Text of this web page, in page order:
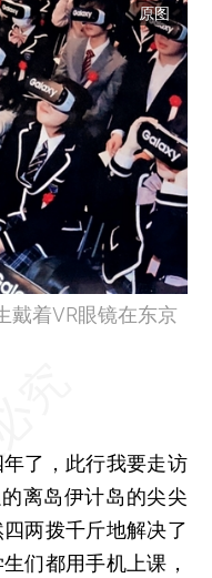
原图
戴着VR眼镜在东京
了，此行我要走访
离岛伊计岛的尖尖
两拨千斤地解决了
们都用手机上课，